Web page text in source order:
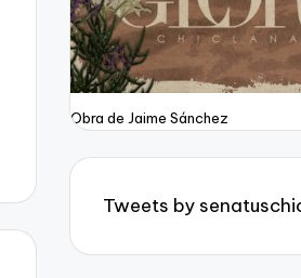
Obra de Jaime Sánchez
Tweets by